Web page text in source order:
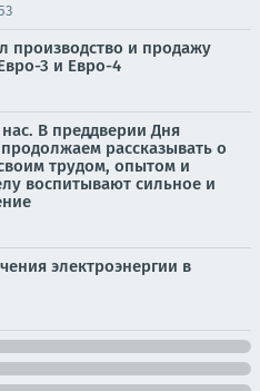
производство и продажу
3 и Евро-4
В преддверии Дня
рассказывать о
трудом, опытом и
воспитывают сильное и
электроэнергии в